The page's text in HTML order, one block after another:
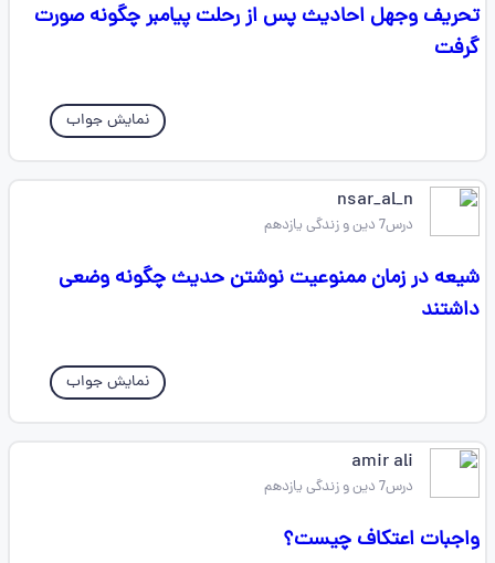
تحریف وجهل احادیث پس از رحلت پیامبر چگونه صورت
گرفت
نمایش جواب
nsar_al_n
درس7 دین و زندگی یازدهم
شیعه در زمان ممنوعیت نوشتن حدیث چگونه وضعی
داشتند
نمایش جواب
amir ali
درس7 دین و زندگی یازدهم
واجبات اعتکاف چیست؟